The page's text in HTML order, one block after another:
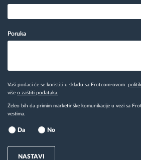
Poruka
Vaši podaci će se koristiti u skladu sa Frotcom-ovom
više o zaštiti podataka.
Želeo bih da primim marketinške komunikacije u vezi sa
vestima.
Da No
NASTAVI